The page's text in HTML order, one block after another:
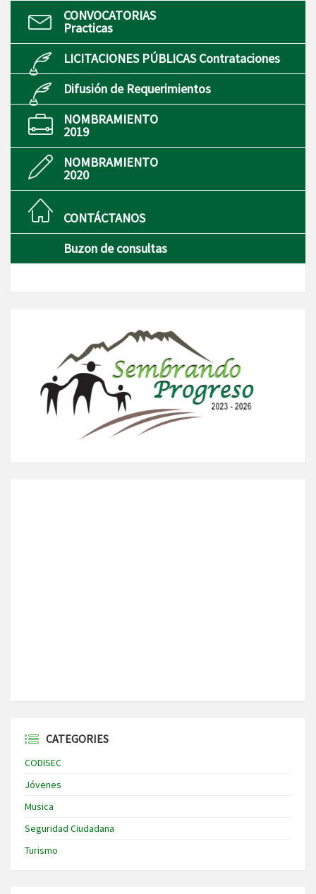
CONVOCATORIAS
Practicas
LICITACIONES PÚBLICAS Contrataciones
Difusión de Requerimientos
NOMBRAMIENTO
2019
NOMBRAMIENTO
2020
CONTÁCTANOS
Buzon de consultas
CATEGORIES
CODISEC
Jóvenes
Musica
Seguridad Ciudadana
Turismo